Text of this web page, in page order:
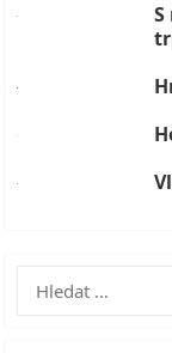
Vyhledávání